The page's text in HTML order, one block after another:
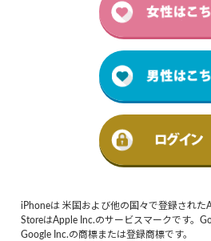
iPhoneは 米国および他の国々で登録された
StoreはApple Inc.のサービスマークです。
Google Inc.の商標または登録商標です。